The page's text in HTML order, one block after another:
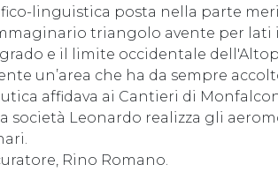
linguistica posta nella parte
triangolo avente per lati
e il limite occidentale
un’area che ha da sempre
affidava ai Cantieri di
la società Leonardo realizza gli
Rino Romano.